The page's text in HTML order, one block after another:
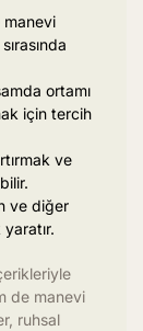
manevi
ortamı
için tercih
ve
ve diğer
de manevi
ruhsal